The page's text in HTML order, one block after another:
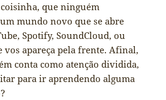
que ninguém
mundo novo que se abre
Spotify, SoundCloud, ou
apareça pela frente. Afinal,
conta como atenção dividida,
para ir aprendendo alguma